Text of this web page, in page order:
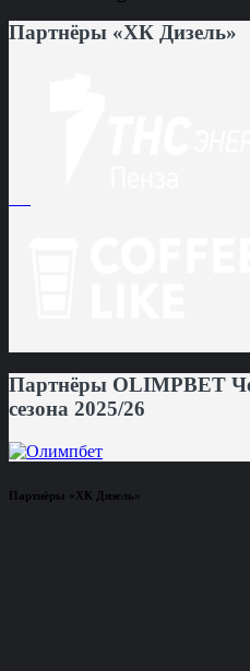
Партнёры «ХК Дизель»
Партнёры OLIMPBET
сезона 2025/26
Партнёры «ХК Дизель»